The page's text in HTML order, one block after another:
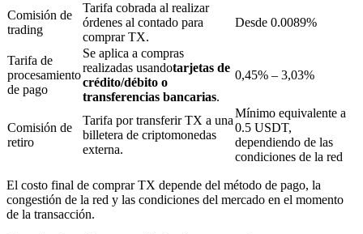
Préstamos
Servicio de préstamos respaldado por criptomonedas
Comisión de
trading
Tarifa cobrada al realizar
órdenes al contado para
comprar TX.
Desde 0.0089%
Tarifa de
procesamiento
de pago
Se aplica a compras
realizadas usandotarjetas de
crédito/débito o
transferencias bancarias.
0,45% – 3,03%
Comisión de
retiro
Tarifa por transferir TX a una
billetera de criptomonedas
externa.
Mínimo equivalente a
0.5 USDT,
dependiendo de las
condiciones de la red
El costo final de comprar TX depende del método de pago, la
congestión de la red y las condiciones del mercado en el momento
de la transacción.